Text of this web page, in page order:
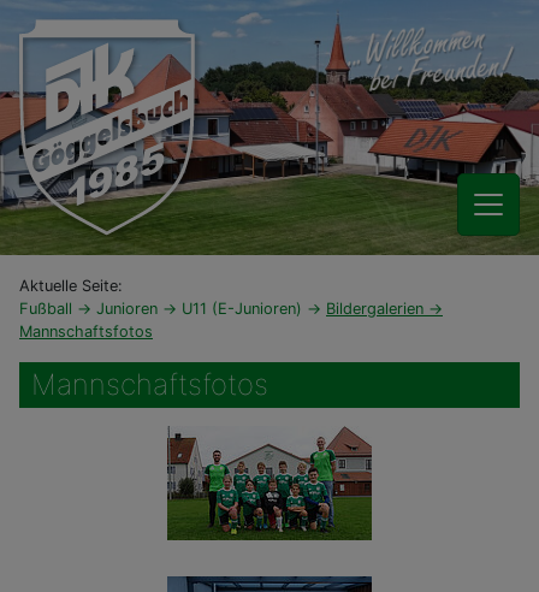
Aktuelle Seite:
Fußball
Junioren U11 (E-Junioren)
Bildergalerien
Mannschaftsfotos
Mannschaftsfotos